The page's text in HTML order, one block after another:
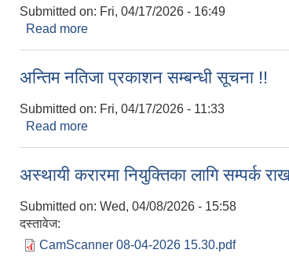
Submitted on: Fri, 04/17/2026 - 16:49
Read more
अन्तिम नतिजा प्रकाशन सम्बन्धी सूचना !!
Submitted on: Fri, 04/17/2026 - 11:33
Read more
अस्थायी करारमा नियुक्तिका लागि सम्पर्क
Submitted on: Wed, 04/08/2026 - 15:58
दस्तावेज:
CamScanner 08-04-2026 15.30.pdf